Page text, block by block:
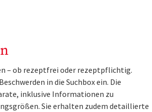
– ob rezeptfrei oder rezeptpflichtig.
in die Suchbox ein. Die
inklusive Informationen zu
Sie erhalten zudem detaillierte